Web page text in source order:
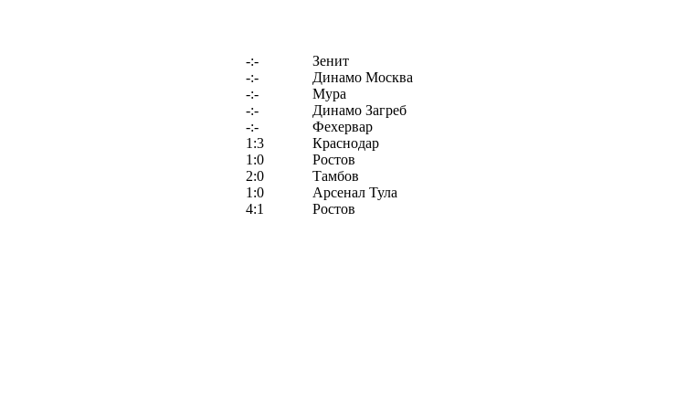
-:-
Зенит
-:-
Динамо Москва
-:-
Мура
-:-
Динамо Загреб
-:-
Фехервар
1:3
Краснодар
1:0
Ростов
2:0
Тамбов
1:0
Арсенал Тула
4:1
Ростов